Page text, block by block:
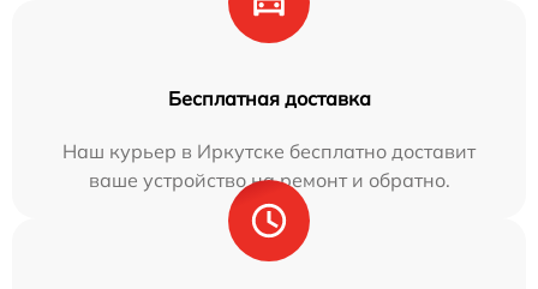
Бесплатная доставка
Наш курьер в Иркутске бесплатно доставит
ваше устройство на ремонт и обратно.